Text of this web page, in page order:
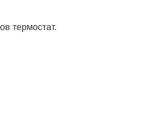
термостат.